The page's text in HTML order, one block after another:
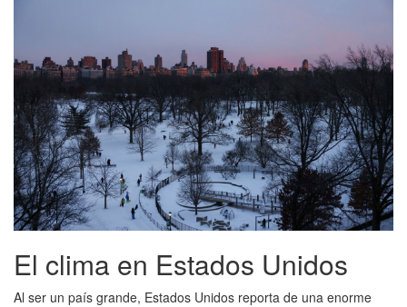
El clima en Estados Unidos
Al ser un país grande, Estados Unidos reporta de una enorme